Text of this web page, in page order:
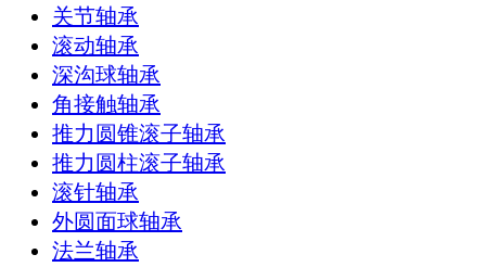
关节轴承
滚动轴承
深沟球轴承
角接触轴承
推力圆锥滚子轴承
推力圆柱滚子轴承
滚针轴承
外圆面球轴承
法兰轴承